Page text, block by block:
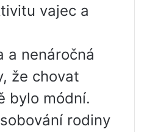
vajec a
a nenáročná
že chovat
bylo módní.
rodiny